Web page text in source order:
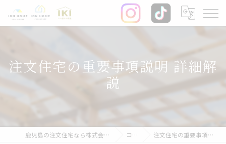
注文住宅の重要事項説明 詳細解
説
鹿児島の注文住宅なら株式会社イオン・ホーム コラム 注文住宅の重要事項説明 詳細解説